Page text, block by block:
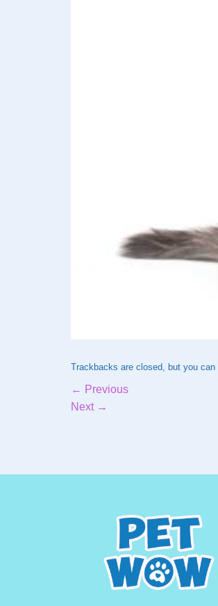
Trackbacks are closed, but you can
← Previous
Next →